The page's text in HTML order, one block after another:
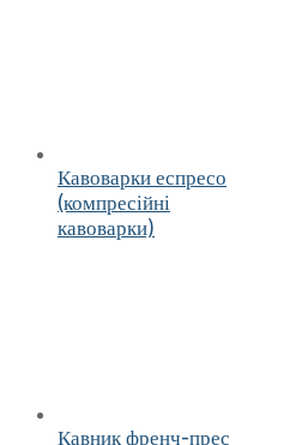
Кавоварки еспресо
(компресійні
кавоварки)
Кавник френч-прес